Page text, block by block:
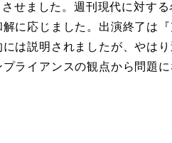
せました。週刊現代に対す
に応じました。出演終了は
は説明されましたが、やは
ライアンスの観点から問題